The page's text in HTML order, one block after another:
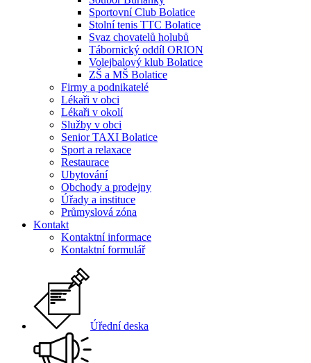
Sportovní Club Bolatice
Stolní tenis TTC Bolatice
Svaz chovatelů holubů
Tábornický oddíl ORION
Volejbalový klub Bolatice
ZŠ a MŠ Bolatice
Firmy a podnikatelé
Lékaři v obci
Lékaři v okolí
Služby v obci
Senior TAXI Bolatice
Sport a relaxace
Restaurace
Ubytování
Obchody a prodejny
Úřady a instituce
Průmyslová zóna
Kontakt
Kontaktní informace
Kontaktní formulář
Úřední deska